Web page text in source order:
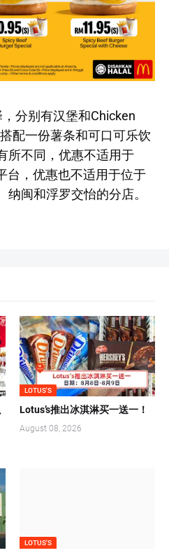
分别有汉堡和Chicken
配一份薯条和可口可乐饮
所不同，优惠不适用于
台，优惠也不适用于位于
闽和浮罗交怡的分店。
LOTUS'S
Lotus’s推出冰淇淋买一送一！
August 08, 2026
LOTUS'S